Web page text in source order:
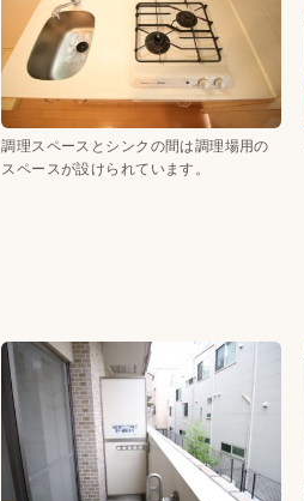
調理スペースとシンクの間は調理場用の
スペースが設けられています。